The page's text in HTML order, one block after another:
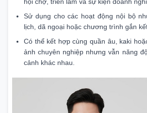
hội chợ, triển lãm và sự kiện doanh
Sử dụng cho các hoạt động nội bộ
lịch, dã ngoại hoặc chương trình gắn
Có thể kết hợp cùng quần âu, kaki
ảnh chuyên nghiệp nhưng vẫn năng
cảnh khác nhau.